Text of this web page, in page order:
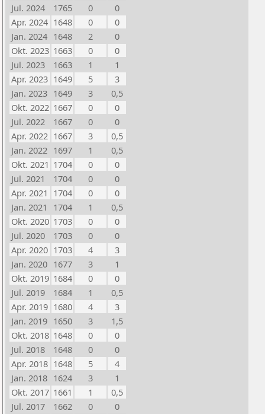
Jul. 2024
1765 0
0
Apr. 2024 1648 0
0
Jan. 2024 1648 2
0
Okt. 2023 1663 0
0
Jul. 2023
1663 1
1
Apr. 2023 1649 5
3
Jan. 2023 1649 3
0,5
Okt. 2022 1667 0
0
Jul. 2022
1667 0
0
Apr. 2022 1667 3
0,5
Jan. 2022 1697 1
0,5
Okt. 2021 1704 0
0
Jul. 2021
1704 0
0
Apr. 2021 1704 0
0
Jan. 2021
1704 1
0,5
Okt. 2020 1703 0
0
Jul. 2020
1703 0
0
Apr. 2020 1703 4
3
Jan. 2020 1677 3
1
Okt. 2019 1684 0
0
Jul. 2019
1684 1
0,5
Apr. 2019 1680 4
3
Jan. 2019 1650 3
1,5
Okt. 2018 1648 0
0
Jul. 2018
1648 0
0
Apr. 2018 1648 5
4
Jan. 2018 1624 3
1
Okt. 2017 1661 1
0,5
Jul. 2017
1662 0
0